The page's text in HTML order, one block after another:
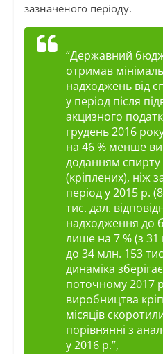
зазначеного періоду.
“Державний
отримав
надходжень від
у період після
акцизного
грудень 2016
на 46 % менше
доданням спирту
(кріплених), ніж
період у 2015 р.
тис. дал.
надходження до
лише на 7 % (з 31
до 34 млн. 153
динаміка
поточному 2017
виробництва
місяців
порівнянні з
у 2016 р.”,